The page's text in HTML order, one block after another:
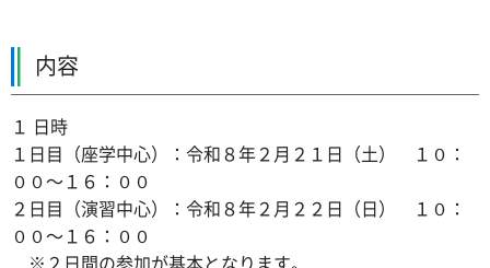
内容
１ 日時
１日目（座学中心）：令和８年２月２１日（土） １０：
００～１６：００
２日目（演習中心）：令和８年２月２２日（日） １０：
００～１６：００
※２日間の参加が基本となります。